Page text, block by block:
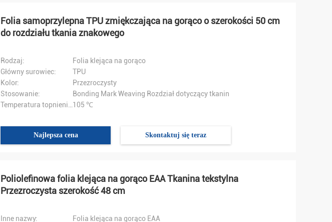
Pan Sergey Abayev
Dobra obsługa i szybka wysyłka.
Folia samoprzylepna TPU zmiękczająca na gorąco o szerokości 50 cm
do rozdziału tkania znakowego
Rodzaj:
Folia klejąca na gorąco
Główny surowiec:
TPU
Kolor:
Przezroczysty
Stosowanie:
Bonding Mark Weaving Rozdział dotyczący tkanin
105 ℃
Najlepsza cena Skontaktuj się teraz
Poliolefinowa folia klejąca na gorąco EAA Tkanina tekstylna
Przezroczysta szerokość 48 cm
Inne nazwy:
Folia klejąca na gorąco EAA